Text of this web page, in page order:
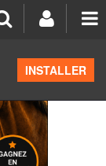
INSTALLER